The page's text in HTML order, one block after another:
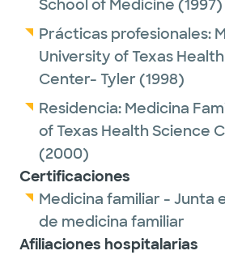
Outside of work, Dr.
time with family and
School of Medicine (1997)
Prácticas profesionales:
University of Texas
Center- Tyler (1998)
Residencia: Medicina
of Texas Health Science
(2000)
Certificaciones
Medicina familiar - Junta
de medicina familiar
Afiliaciones hospitalarias